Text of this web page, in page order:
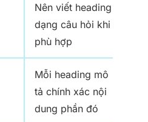
Nên viết heading
dạng câu hỏi khi
phù hợp
Mỗi heading mô
tả chính xác nội
dung phần đó